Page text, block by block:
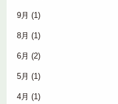
9月 (1)
8月 (1)
6月 (2)
5月 (1)
4月 (1)